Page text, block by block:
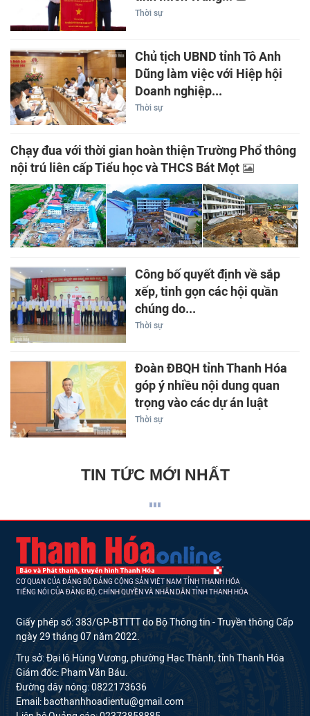
Thời sự
Chủ tịch UBND tỉnh Tô Anh
Dũng làm việc với Hiệp hội
Doanh nghiệp...
Thời sự
Chạy đua với thời gian hoàn thiện Trường Phổ thông
nội trú liên cấp Tiểu học và THCS Bát Mọt
Công bố quyết định về sắp
xếp, tinh gọn các hội quần
chúng do...
Thời sự
Đoàn ĐBQH tỉnh Thanh Hóa
góp ý nhiều nội dung quan
trọng vào các dự án luật
Thời sự
TIN TỨC MỚI NHẤT
CƠ QUAN CỦA ĐẢNG BỘ ĐẢNG CỘNG SẢN VIỆT NAM TỈNH THANH HÓA
TIẾNG NÓI CỦA ĐẢNG BỘ, CHÍNH QUYỀN VÀ NHÂN DÂN TỈNH THANH HÓA
Giấy phép số: 383/GP-BTTTT do Bộ Thông tin - Truyền thông Cấp
ngày 29 tháng 07 năm 2022.
Trụ sở: Đại lộ Hùng Vương, phường Hạc Thành, tỉnh Thanh Hóa
Giám đốc: Phạm Văn Báu.
Đường dây nóng: 0822173636
Email: baothanhhoadientu@gmail.com